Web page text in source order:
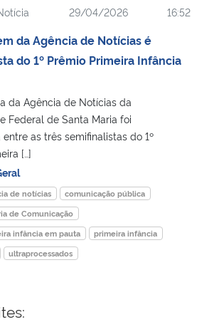
Inovações e Comunicações
Regional
e dos Direitos Humanos
29/04/2026 16:52
da Agência de Notícias é
do 1º Prêmio Primeira Infância
da Agência de Notícias da
Federal de Santa Maria foi
as três semifinalistas do 1º
[…]
de notícias
comunicação pública
de Comunicação
infância em pauta
primeira infância
ultraprocessados